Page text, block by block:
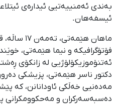
بەندی ئەمنییەتیی ئیدارەی
ئیسفەهان.
ماهان
فۆتۆگرافیکە و نیما هێمەتی،
ئەتنۆموزیکۆلۆژیی لە زانکۆی
دکتور ناسر هێمەتی، پزیشکی
مەدەنیی خەڵکی ئاودانانن، کە
دەسبەسەرکران و مەحکوومکرانی